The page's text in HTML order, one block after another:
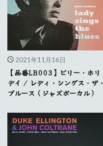
2021年11月16日
【品番LB003】ビリー・ホリ
デイ / レディ・シングス・ザ・
ブルース（ジャズボーカル）